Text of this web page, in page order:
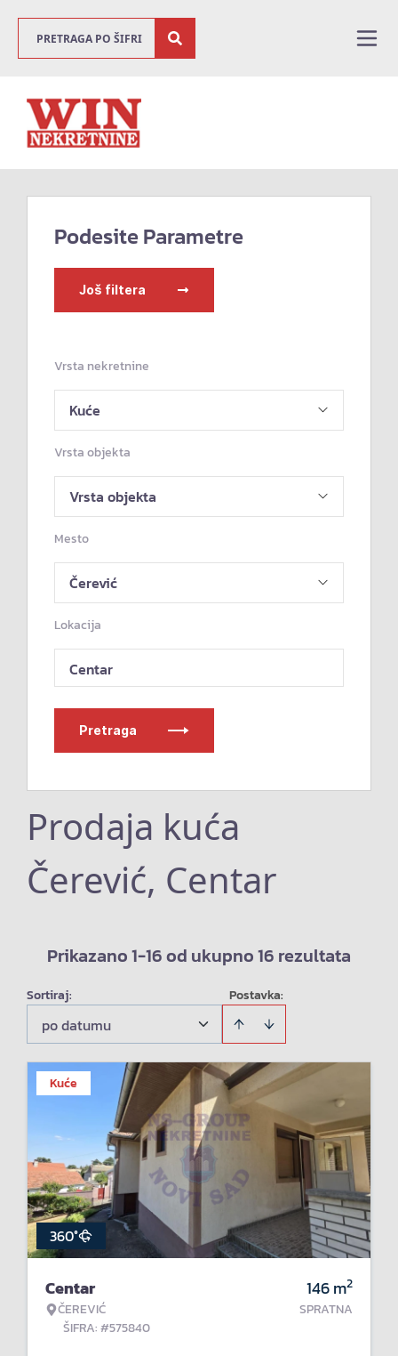
Podesite Parametre
Još filtera
Vrsta nekretnine
Vrsta objekta
Mesto
Lokacija
Centar
Pretraga
Prodaja kuća
Čerević, Centar
Prikazano 1-16 od ukupno 16 rezultata
Postavka:
Sortiraj:
po datumu
Kuće
360°
Centar
ČEREVIĆ
ŠIFRA: #575840
146m2
SPRATNA